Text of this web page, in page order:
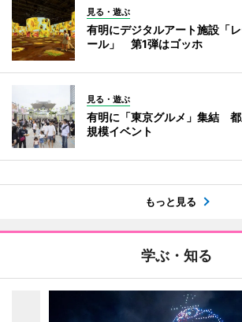
見る・遊ぶ
有明にデジタルアート施設「
ール」 第1弾はゴッホ
見る・遊ぶ
有明に「東京グルメ」集結
規模イベント
もっと見る
学ぶ・知る